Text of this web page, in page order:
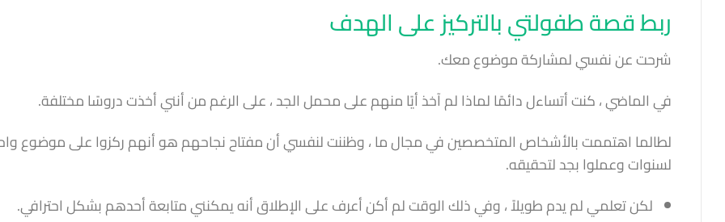
ربط قصة طفولتي بالتركيز على الهدف
شرحت عن نفسي لمشاركة موضوع معك.
في الماضي ، كنت أتساءل دائمًا لماذا لم آخذ أيًا منهم على محمل الجد ، على الرغم من أنني أخذت دروسًا مختلفة.
لطالما اهتممت بالأشخاص المتخصصين في مجال ما ، وظننت لنفسي أن مفتاح نجاحهم هو أنهم ركزوا على موضوع
لسنوات وعملوا بجد لتحقيقه.
لكن تعلمي لم يدم طويلاً ، وفي ذلك الوقت لم أكن أعرف على الإطلاق أنه يمكنني متابعة أحدهم بشكل احترافي.